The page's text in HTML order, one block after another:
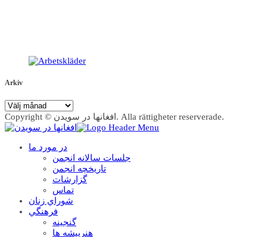
Arkiv
Arkiv
Copyright © افغانها در سویدن. Alla rättigheter reserverade.
در مورد ما
جلسات سالانه انجمن
تاریخچه انجمن
گزارشات
تماس
شوراي زنان
فرهنگي
گنجينه
هنرپيشه ها